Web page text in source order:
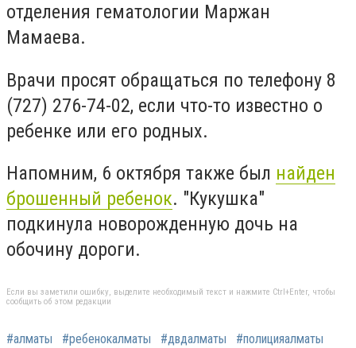
отделения гематологии Маржан
Мамаева.
Врачи просят обращаться по телефону 8
(727) 276-74-02, если что-то известно о
ребенке или его родных.
Напомним, 6 октября также был найден
брошенный ребенок. "Кукушка"
подкинула новорожденную дочь на
обочину дороги.
Если вы заметили ошибку, выделите необходимый текст и нажмите Ctrl+Enter, чтобы
сообщить об этом редакции
#алматы #ребенокалматы #двдалматы #полицияалматы